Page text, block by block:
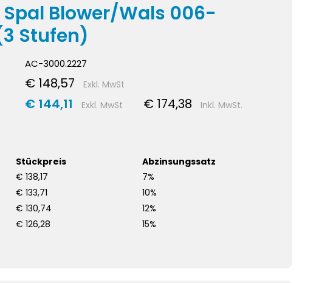
Blower/Wals 006-
Stufen)
AC-3000.2227
€ 148,57 Exkl. MwSt
€ 144,11 Exkl. MwSt € 174,38 Inkl. MwSt.
Stückpreis
Abzinsungssatz
€ 138,17
7%
€ 133,71
10%
€ 130,74
12%
€ 126,28 15%